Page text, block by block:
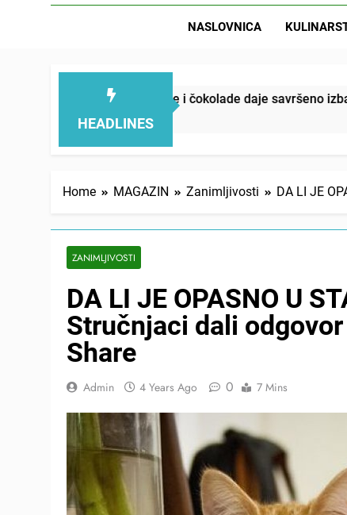
NASLOVNICA
HEADLINES
svežine i čokolade daje savršeno izbalansiran ukus
Home MAGAZIN Zanimljivosti DA LI JE
ZANIMLJIVOSTI
DA LI JE OPASNO U
Stručnjaci dali odgovor
Share
Admin 4 Years Ago 0 7 Mins